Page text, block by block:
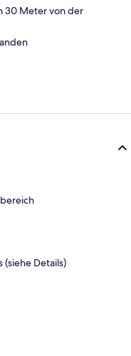
30 Meter von der
Details)